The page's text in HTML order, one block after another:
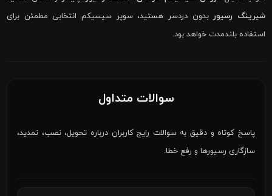
شیرینگ رسیوربدون دردسر هستید، سوپر سیسیکم انتخابی مطمئن برای
استفاده بلندمدت خواهد بود.
سوالات متداول
پاسخ کوتاه و دقیق به سوالات رایج کاربران درباره تحویل، نصب، تمدید،
سازگاری رسیورها و رفع خطا.